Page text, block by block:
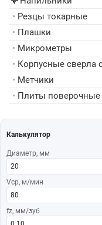
• Резцы токарные
• Плашки
• Микрометры
• Корпусные сверла
• Метчики
• Плиты поверочные
Калькулятор
Диаметр, мм
Vср, м/мин
fz, мм/зуб